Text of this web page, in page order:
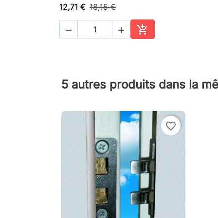
12,71 € 18,15 €
  
Ajouter au panier
5 autres produits dans la
favorite_border